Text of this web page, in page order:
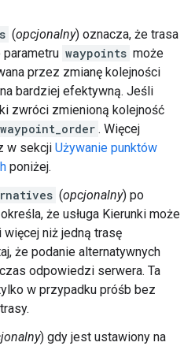
(opcjonalny) oznacza, że trasa
waypoints może
przez zmianę kolejności
bardziej efektywną. Jeśli
zwróci zmienioną kolejność
waypoint_order . Więcej
w sekcji Używanie punktów
poniżej.
(opcjonalny) po
określa, że usługa Kierunki może
niż jedną trasę
że podanie alternatywnych
odpowiedzi serwera. Ta
w przypadku próśb bez
) gdy jest ustawiony na